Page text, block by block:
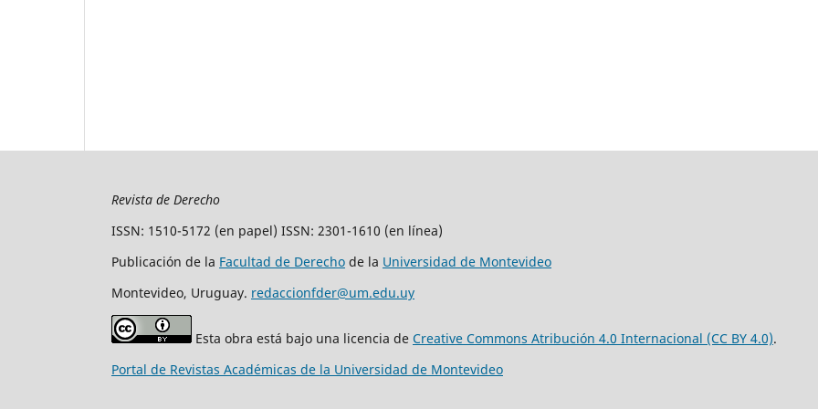
Revista de Derecho
ISSN: 1510-5172 (en papel) ISSN: 2301-1610 (en línea)
Publicación de la Facultad de Derecho de la Universidad de Montevideo
Montevideo, Uruguay. redaccionfder@um.edu.uy
Esta obra está bajo una licencia de Creative Commons Atribución 4.0 Internacional (CC BY 4.0).
Portal de Revistas Académicas de la Universidad de Montevideo